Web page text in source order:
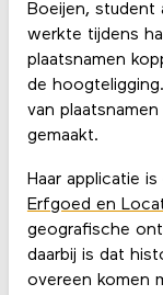
Boeijen, student
werkte tijdens
plaatsnamen
de
van
gemaakt.
Haar applicatie
Erfgoed en
geografische
daarbij is dat
overeen komen